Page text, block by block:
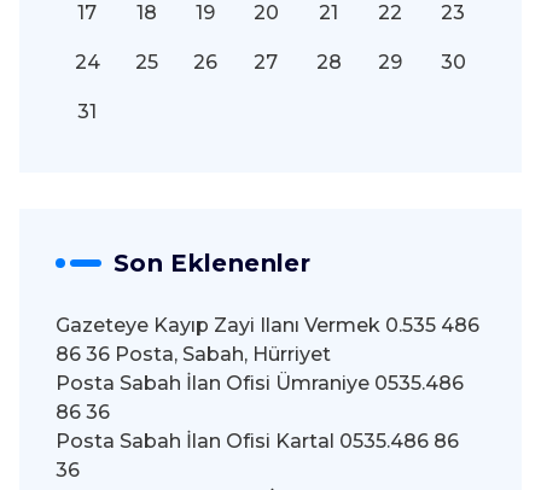
17 18 19 20 21 22 23
24 25 26 27 28 29 30
31
Son Eklenenler
Gazeteye Kayıp Zayi Ilanı Vermek 0.535 486
86 36 Posta, Sabah, Hürriyet
Posta Sabah İlan Ofisi Ümraniye 0535.486
86 36
Posta Sabah İlan Ofisi Kartal 0535.486 86
36